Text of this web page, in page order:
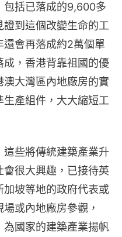
包括已落成的9,600多
到這個改變生命的工
會再落成約2萬個單
，香港背靠祖國的優
大灣區內地廠房的實
產組件，大大縮短工
些將傳統建築產業升
很大興趣，已接待英
加坡等地的政府代表或
或內地廠房參觀，
為國家的建築產業揚帆